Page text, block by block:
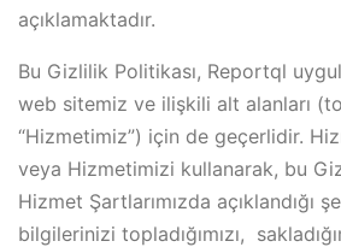
açıklamaktadır.
Bu Gizlilik Politikası, Reportql
web sitemiz ve ilişkili alt alanları
“Hizmetimiz”) için de geçerlidir.
veya Hizmetimizi kullanarak, bu
Hizmet Şartlarımızda açıklandığı
bilgilerinizi topladığımızı,